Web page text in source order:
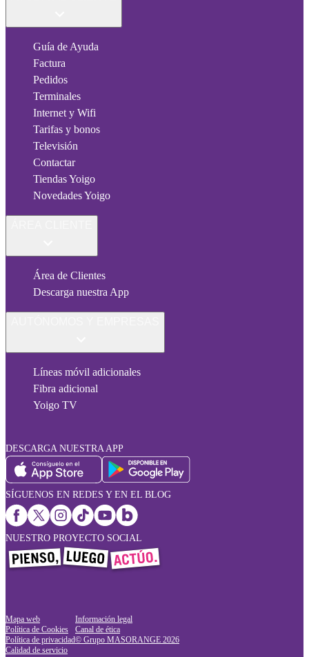
Guía de Ayuda
Factura
Pedidos
Terminales
Internet y Wifi
Tarifas y bonos
Televisión
Contactar
Tiendas Yoigo
Novedades Yoigo
Área de Clientes
Descarga nuestra App
Líneas móvil adicionales
Fibra adicional
Yoigo TV
DESCARGA NUESTRA APP
SÍGUENOS EN REDES Y EN EL BLOG
NUESTRO PROYECTO SOCIAL
Mapa web
Política de Cookies
Política de privacidad
Calidad de servicio
Información legal
Canal de ética
© Grupo MASORANGE 2026